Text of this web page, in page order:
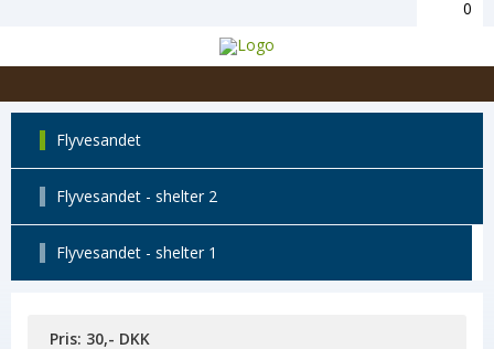
0
Flyvesandet
Flyvesandet - shelter 2
Flyvesandet - shelter 1
Pris: 30,- DKK